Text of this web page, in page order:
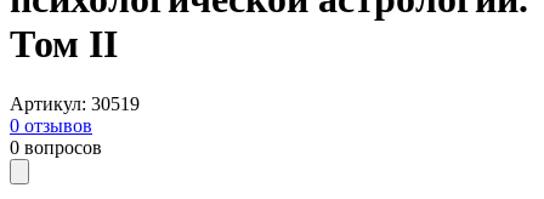
Том II
Артикул: 30519
0 отзывов
0 вопросов